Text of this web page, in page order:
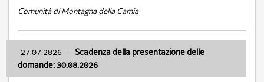
Comunità di Montagna della Carnia
27.07.2026 - Scadenza della presentazione delle
domande: 30.08.2026